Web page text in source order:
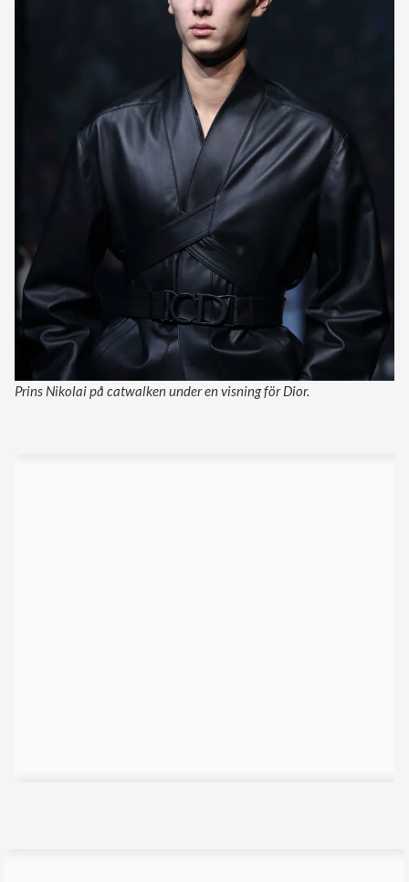
Prins Nikolai på catwalken under en visning för Dior.